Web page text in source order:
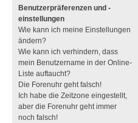
Benutzerpräferenzen und -
einstellungen
Wie kann ich meine Einstellungen
ändern?
Wie kann ich verhindern, dass
mein Benutzername in der Online-
Liste auftaucht?
Die Forenuhr geht falsch!
Ich habe die Zeitzone eingestellt,
aber die Forenuhr geht immer
noch falsch!